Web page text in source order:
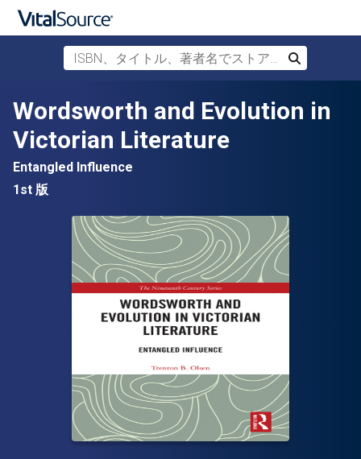
メインコンテンツへスキップ
ISBN、タイトル、著者名でストアを検索
検索
Wordsworth and Evolution in
Victorian Literature
Entangled Influence
1st 版